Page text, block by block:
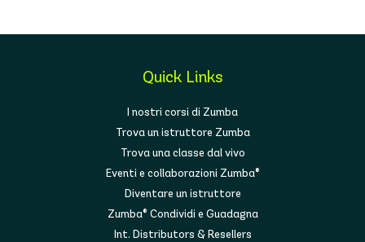
Quick Links
I nostri corsi di Zumba
Trova un istruttore Zumba
Trova una classe dal vivo
Eventi e collaborazioni Zumba®
Diventare un istruttore
Zumba® Condividi e Guadagna
Int. Distributors & Resellers